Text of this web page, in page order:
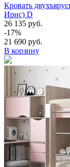
Кровать
Ирис) D
26 135 руб.
-17%
21 690 руб.
В корзину